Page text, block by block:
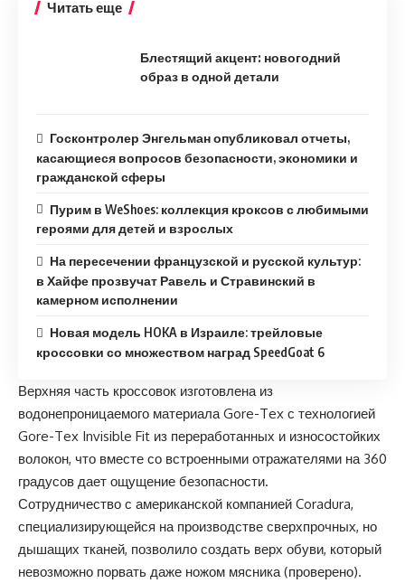
Читать еще
Блестящий акцент: новогодний
образ в одной детали
Госконтролер Энгельман опубликовал отчеты,
касающиеся вопросов безопасности, экономики и
гражданской сферы
Пурим в WeShoes: коллекция кроксов с любимыми
героями для детей и взрослых
На пересечении французской и русской культур:
в Хайфе прозвучат Равель и Стравинский в
камерном исполнении
Новая модель HOKA в Израиле: трейловые
кроссовки со множеством наград SpeedGoat 6
Верхняя часть кроссовок изготовлена из
водонепроницаемого материала Gore-Tex с технологией
Gore-Tex Invisible Fit из переработанных и износостойких
волокон, что вместе со встроенными отражателями на 360
градусов дает ощущение безопасности.
Сотрудничество с американской компанией Coradura,
специализирующейся на производстве сверхпрочных, но
дышащих тканей, позволило создать верх обуви, который
невозможно порвать даже ножом мясника (проверено).